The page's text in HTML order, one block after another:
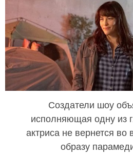
Создатели шоу
исполняющая одну из
актриса не вернется во
образу